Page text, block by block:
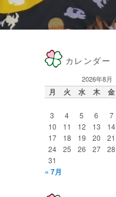
カレンダー
2026年8月
月 火 水 木 金
3
4 5 6 7
10
11 12 13 14
17
18 19 20 21
24
25 26 27 28
31
« 7月